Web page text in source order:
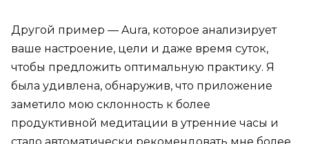
Другой пример — Aura, которое анализирует
ваше настроение, цели и даже время суток,
чтобы предложить оптимальную практику. Я
была удивлена, обнаружив, что приложение
заметило мою склонность к более
продуктивной медитации в утренние часы и